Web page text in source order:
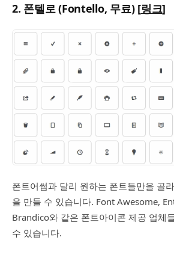
2. 폰텔로 (Fontello, 무료) [링크]
폰트어썸과 달리 원하는 폰트들만을 골
을 만들 수 있습니다. Font Awesome,
Brandico와 같은 폰트아이콘 제공 업체
수 있습니다.